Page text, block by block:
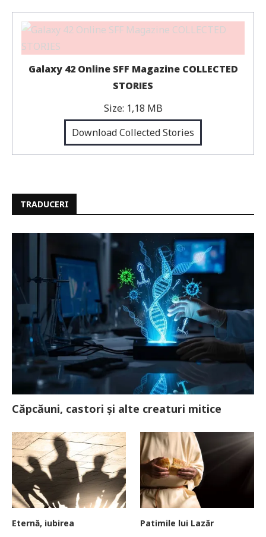
Galaxy 42 Online SFF Magazine COLLECTED
STORIES
Size: 1,18 MB
Download Collected Stories
TRADUCERI
Căpcăuni, castori și alte creaturi mitice
Eternă, iubirea Patimile lui Lazăr